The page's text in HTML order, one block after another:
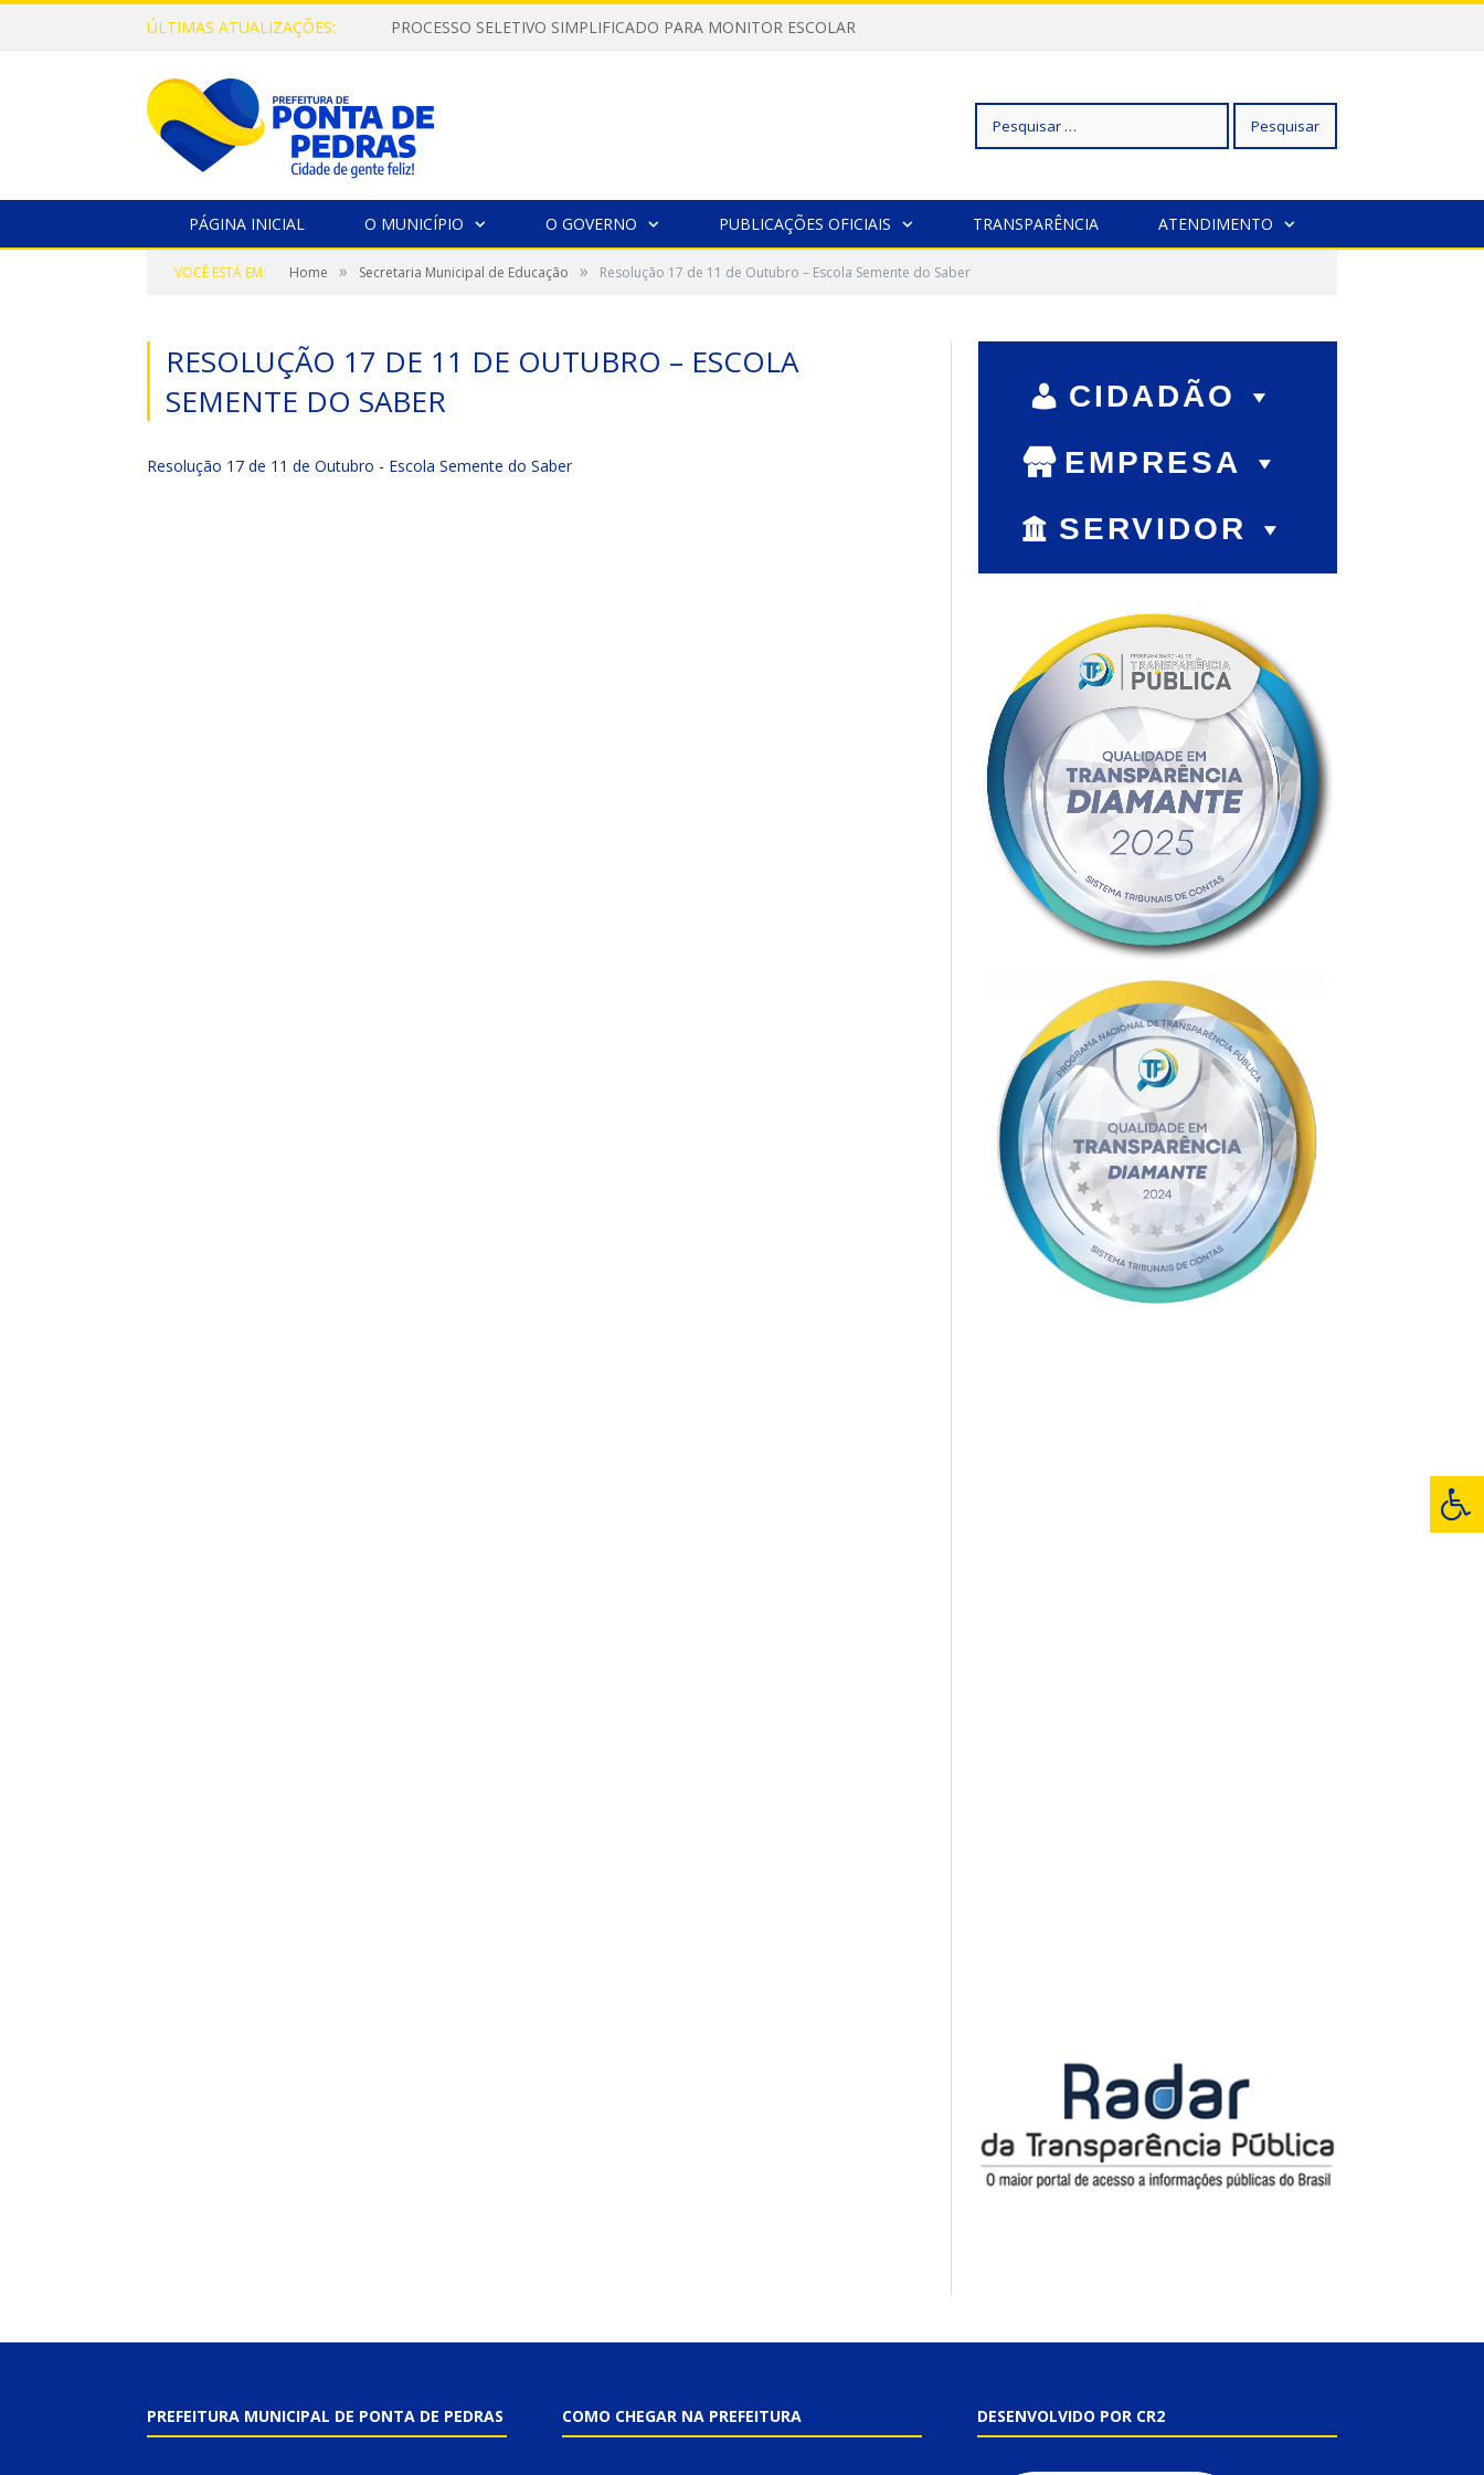
ÚLTIMAS ATUALIZAÇÕES: PROCESSO SELETIVO SIMPLIFICADO PARA MONITOR ESCOLAR
Pesquisar
PÁGINA INICIAL O MUNICÍPIO O GOVERNO PUBLICAÇÕES OFICIAIS TRANSPARÊNCIA ATENDIMENTO
VOCÊ ESTÁ EM: Home » Secretaria Municipal de Educação » Resolução 17 de 11 de Outubro – Escola Semente do Saber
RESOLUÇÃO 17 DE 11 DE OUTUBRO – ESCOLA
SEMENTE DO SABER
Resolução 17 de 11 de Outubro - Escola Semente do Saber
CIDADÃO
EMPRESA
SERVIDOR
PREFEITURA MUNICIPAL DE PONTA DE PEDRAS COMO CHEGAR NA PREFEITURA DESENVOLVIDO POR CR2